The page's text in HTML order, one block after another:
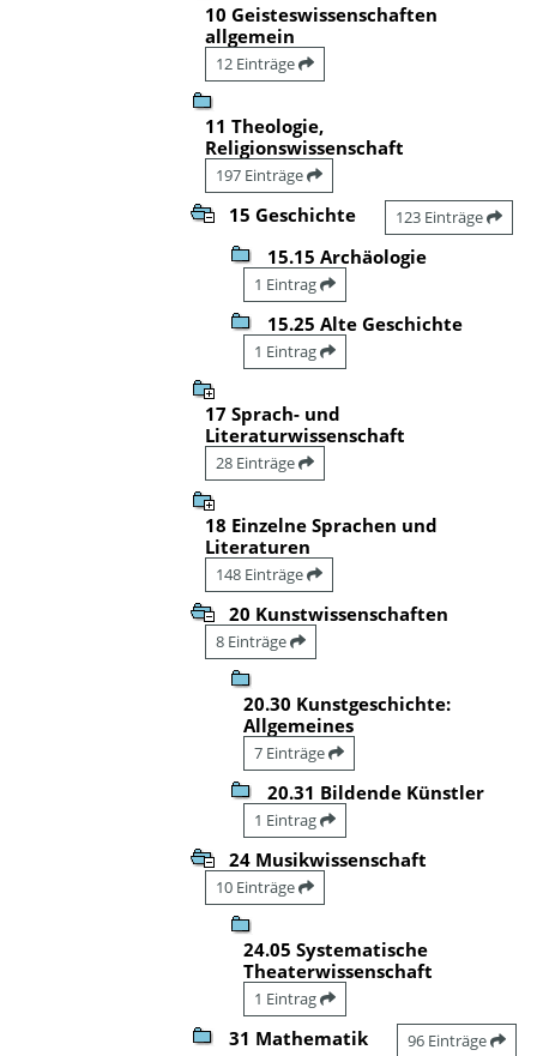
10 Geisteswissenschaften
allgemein
12 Einträge
11 Theologie,
Religionswissenschaft
197 Einträge
15 Geschichte 123 Einträge
15.15 Archäologie
1 Eintrag
15.25 Alte Geschichte
1 Eintrag
17 Sprach- und
Literaturwissenschaft
28 Einträge
18 Einzelne Sprachen und
Literaturen
148 Einträge
20 Kunstwissenschaften
8 Einträge
20.30 Kunstgeschichte:
Allgemeines
7 Einträge
20.31 Bildende Künstler
1 Eintrag
24 Musikwissenschaft
10 Einträge
24.05 Systematische
Theaterwissenschaft
1 Eintrag
31 Mathematik 96 Einträge